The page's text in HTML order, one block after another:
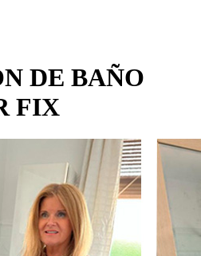
DE BAÑO
FIX